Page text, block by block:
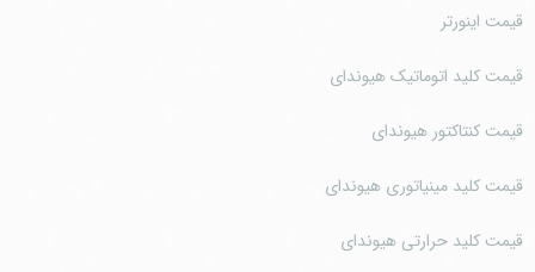
قیمت اینورتر
قیمت کلید اتوماتیک هیوندای
قیمت کنتاکتور هیوندای
قیمت کلید مینیاتوری هیوندای
قیمت کلید حرارتی هیوندای